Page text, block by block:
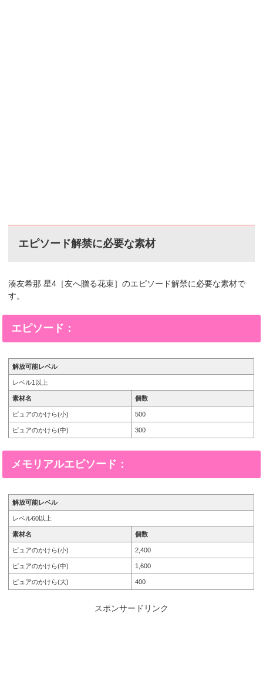
エピソード解禁に必要な素材
湊友希那 星4［友へ贈る花束］のエピソード解禁に必要な素材で
す。
エピソード：
解放可能レベル
レベル1以上
素材名 個数
ピュアのかけら(小) 500
ピュアのかけら(中) 300
メモリアルエピソード：
解放可能レベル
レベル60以上
素材名 個数
ピュアのかけら(小) 2,400
ピュアのかけら(中) 1,600
ピュアのかけら(大) 400
スポンサードリンク